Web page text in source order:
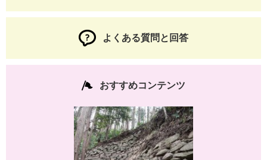
よくある質問と回答
おすすめコンテンツ